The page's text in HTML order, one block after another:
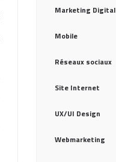
Marketing Digital
Mobile
Réseaux sociaux
Site Internet
UX/UI Design
Webmarketing